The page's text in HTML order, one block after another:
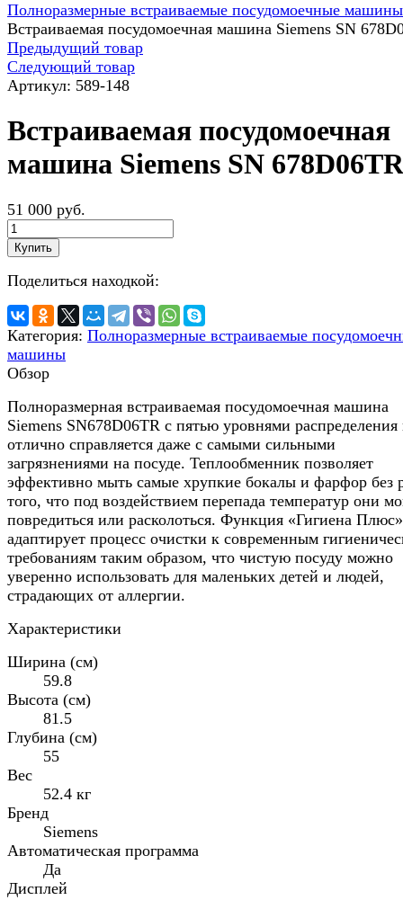
Полноразмерные встраиваемые посудомоечные машины
Встраиваемая посудомоечная машина Siemens SN
Предыдущий товар
Следующий товар
Артикул: 589-148
Встраиваемая посудомоечная
машина Siemens SN 678D06TR
51 000 руб.
Купить
Поделиться находкой:
Категория: Полноразмерные встраиваемые
машины
Обзор
Полноразмерная встраиваемая посудомоечная машина
Siemens SN678D06TR с пятью уровнями распределения
отлично справляется даже с самыми сильными
загрязнениями на посуде. Теплообменник позволяет
эффективно мыть самые хрупкие бокалы и фарфор без
того, что под воздействием перепада температур они
повредиться или расколоться. Функция «Гигиена Плюс»
адаптирует процесс очистки к современным
требованиям таким образом, что чистую посуду можно
уверенно использовать для маленьких детей и людей,
страдающих от аллергии.
Характеристики
Ширина (см)
59.8
Высота (см)
81.5
Глубина (см)
55
Вес
52.4 кг
Бренд
Siemens
Автоматическая программа
Да
Дисплей